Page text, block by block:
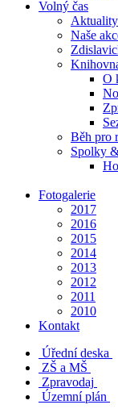
Volný čas
Aktuality
Naše
O
Běh pro
Spolky
Fotogalerie
2017
2016
2015
2014
2013
2012
2011
2010
Kontakt
Úřední deska
ZŠ a MŠ
Zpravodaj
Územní plán